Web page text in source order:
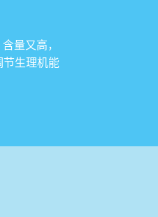
量又高，
节生理机能